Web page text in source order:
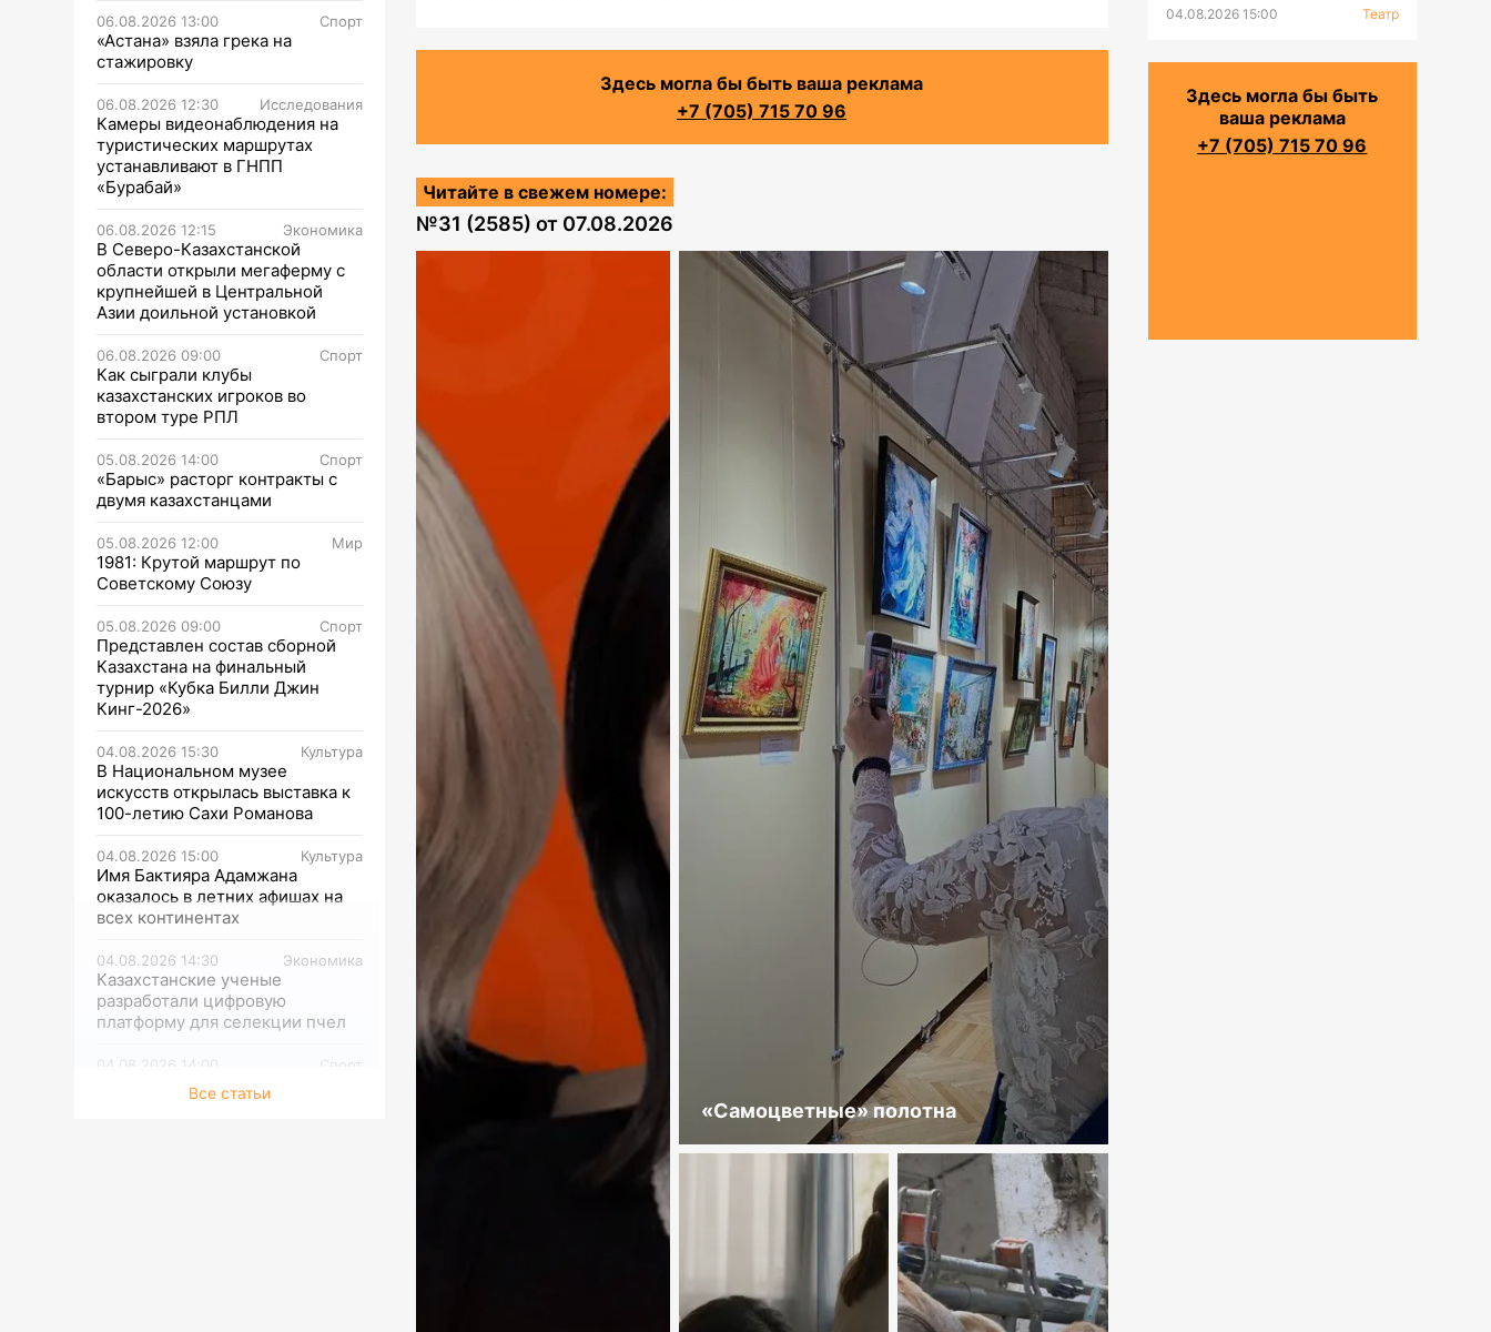
06.08.2026 13:00 Спорт
«Астана» взяла грека на
стажировку
06.08.2026 12:30 Исследования
Камеры видеонаблюдения на
туристических маршрутах
устанавливают в ГНПП
«Бурабай»
06.08.2026 12:15 Экономика
В Северо-Казахстанской
области открыли мегаферму с
крупнейшей в Центральной
Азии доильной установкой
06.08.2026 09:00 Спорт
Как сыграли клубы
казахстанских игроков во
втором туре РПЛ
05.08.2026 14:00 Спорт
«Барыс» расторг контракты с
двумя казахстанцами
05.08.2026 12:00 Мир
1981: Крутой маршрут по
Советскому Союзу
05.08.2026 09:00 Спорт
Представлен состав сборной
Казахстана на финальный
турнир «Кубка Билли Джин
Кинг-2026»
04.08.2026 15:30 Культура
В Национальном музее
искусств открылась выставка к
100-летию Сахи Романова
04.08.2026 15:00 Культура
Имя Бактияра Адамжана
оказалось в летних афишах на
всех континентах
04.08.2026 14:30 Экономика
Казахстанские ученые
разработали цифровую
платформу для селекции пчел
04.08.2026 14:00 Спорт
Историческое достижение
Все статьи
Здесь могла бы быть ваша реклама
+7 (705) 715 70 96
Читайте в свежем номере:
№31 (2585) от 07.08.2026
«Самоцветные» полотна
04.08.2026 15:00 Театр
Здесь могла бы быть
ваша реклама
+7 (705) 715 70 96